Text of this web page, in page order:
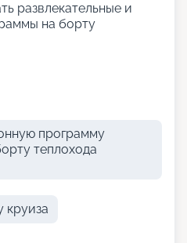
развлекательные и
на борту
программу
теплохода
круиза